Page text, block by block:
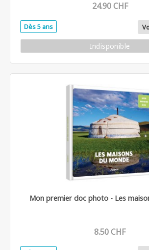
24.90 CHF
Dès 5 ans
Indisponible
Mon premier doc photo - Les
8.50 CHF